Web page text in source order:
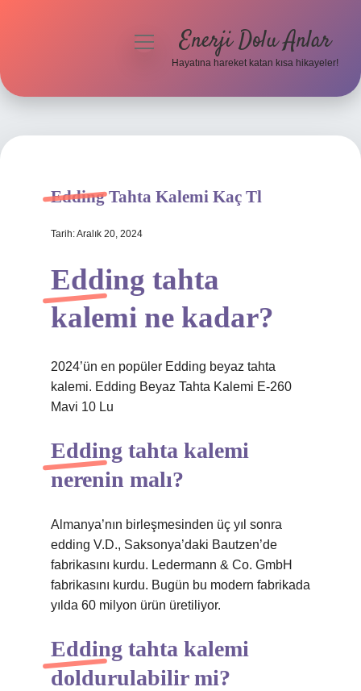
Hakkımızda
menüyüEnerji Dolu Anlar
Hayatına hareket katan kısa hikayeler!
Edding Tahta Kalemi Kaç Tl
Tarih: Aralık 20, 2024
Edding tahta
kalemi ne kadar?
2024’ün en popüler Edding beyaz tahta
kalemi. Edding Beyaz Tahta Kalemi E-260
Mavi 10 Lu
Edding tahta kalemi
nerenin malı?
Almanya’nın birleşmesinden üç yıl sonra
edding V.D., Saksonya’daki Bautzen’de
fabrikasını kurdu. Ledermann & Co. GmbH
fabrikasını kurdu. Bugün bu modern fabrikada
yılda 60 milyon ürün üretiliyor.
Edding tahta kalemi
doldurulabilir mi?